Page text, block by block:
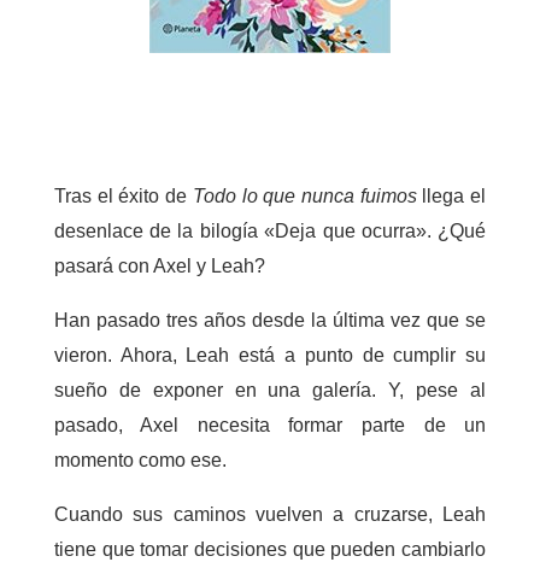
Tras el éxito de Todo lo que nunca fuimosllega el
desenlace de la bilogía «Deja que ocurra». ¿Qué
pasará con Axel y Leah?
Han pasado tres años desde la última vez que se
vieron. Ahora, Leah está a punto de cumplir su
sueño de exponer en una galería.Y, pese al
pasado, Axel necesita formar parte de un
momento como ese.
Cuando sus caminos vuelven a cruzarse, Leah
tiene que tomar decisiones que pueden cambiarlo